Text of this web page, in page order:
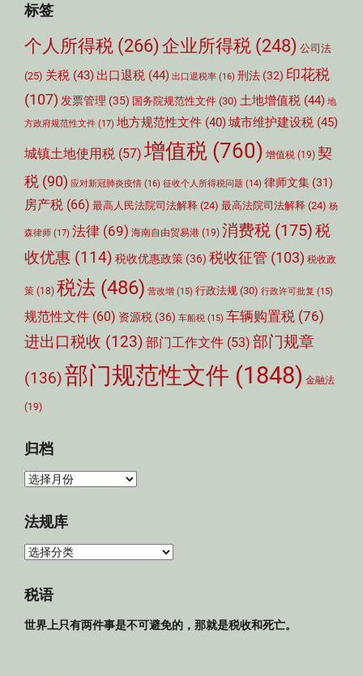
标签
个人所得税 (266) 企业所得税 (248) 公司法
(25) 关税 (43) 出口退税 (44) 出口退税率 (16) 刑法 (32) 印花税
(107) 发票管理 (35) 国务院规范性文件 (30) 土地增值税 (44) 地
方政府规范性文件 (17) 地方规范性文件 (40)城市维护建设税 (45)
城镇土地使用税 (57) 增值税 (760) 增值税 (19) 契
税 (90) 应对新冠肺炎疫情 (16) 征收个人所得税问题 (14) 律师文集 (31)
房产税 (66) 最高人民法院司法解释 (24) 最高法院司法解释 (24) 杨
森律师 (17) 法律 (69) 海南自由贸易港 (19) 消费税 (175)税
收优惠 (114) 税收优惠政策 (36) 税收征管 (103) 税收政
策 (18) 税法 (486) 营改增 (15) 行政法规 (30) 行政许可批复 (15)
规范性文件 (60) 资源税 (36) 车船税 (15) 车辆购置税 (76)
进出口税收 (123) 部门工作文件 (53) 部门规章
(136)部门规范性文件 (1848) 金融法
(19)
归档
归
法规库
法
库
税语
世界上只有两件事是不可避免的，那就是税收和死亡。